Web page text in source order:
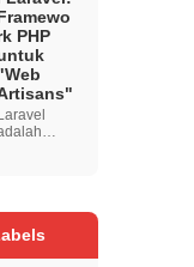
di
20...
PHP
Laravel
oleh Taylor